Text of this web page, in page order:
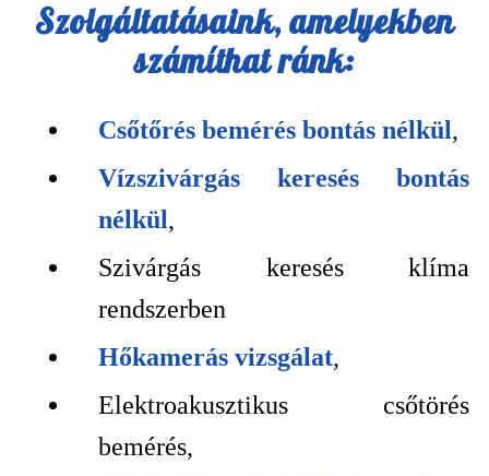
Szolgáltatásaink, amelyekben
számíthat ránk:
Csőtőrés bemérés bontás nélkül,
Vízszivárgás keresés bontás
nélkül,
Szivárgás keresés klíma
rendszerben
Hőkamerás vizsgálat,
Elektroakusztikus csőtörés
bemérés,